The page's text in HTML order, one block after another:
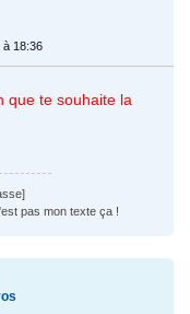
à 18:36
que te souhaite la
pas mon texte ça !